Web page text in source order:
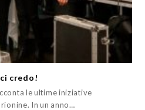
credo!
le ultime iniziative
In un anno…